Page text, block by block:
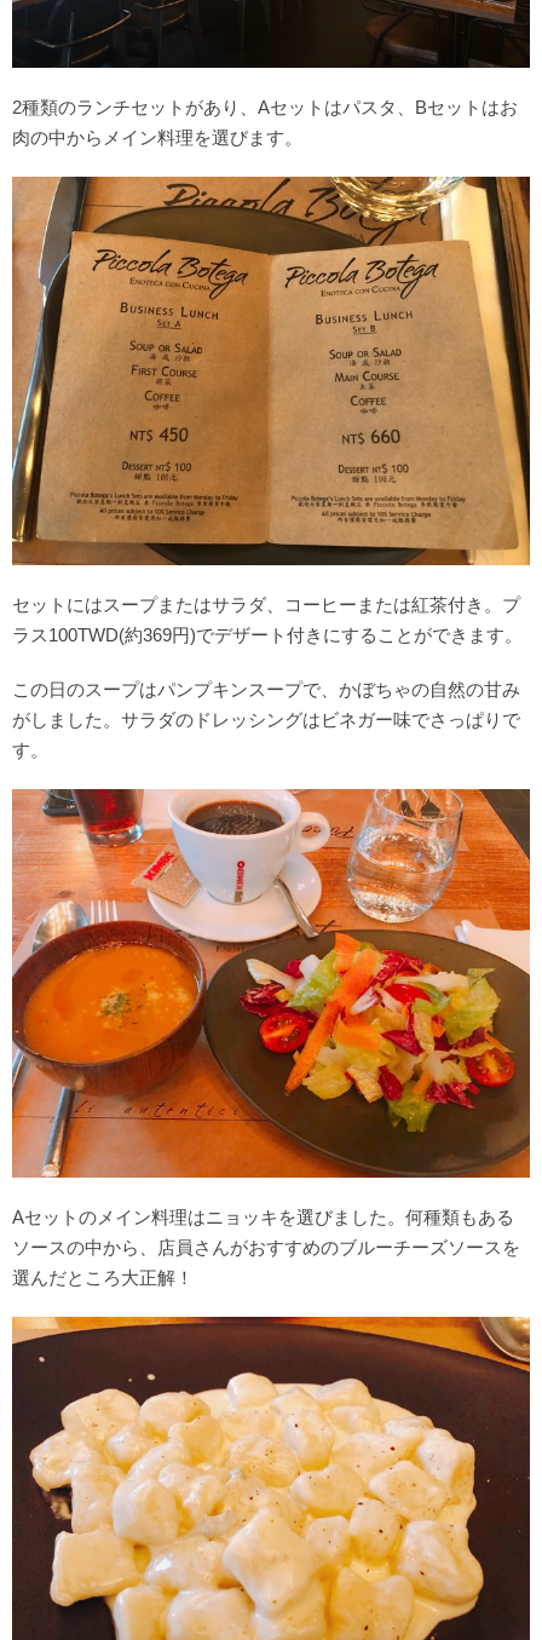
2種類のランチセットがあり、Aセットはパスタ、Bセットはお
肉の中からメイン料理を選びます。
セットにはスープまたはサラダ、コーヒーまたは紅茶付き。プ
ラス100TWD(約369円)でデザート付きにすることができます。
この日のスープはパンプキンスープで、かぼちゃの自然の甘み
がしました。サラダのドレッシングはビネガー味でさっぱりで
す。
Aセットのメイン料理はニョッキを選びました。何種類もある
ソースの中から、店員さんがおすすめのブルーチーズソースを
選んだところ大正解！